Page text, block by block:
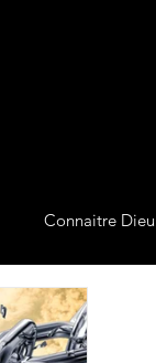
Connaitre Dieu